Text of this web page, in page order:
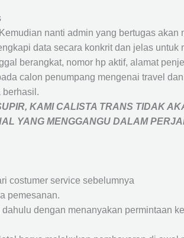
nanti admin yang bertugas akan
data secara konkrit dan jelas
berangkat, nomor hp aktif, alamat
calon penumpang mengenai travel
berhasil.
KAMI CALISTA TRANS TIDAK
YANG MENGGANGU DALAM
costumer service sebelumnya
pemesanan.
dengan menanyakan permintaan